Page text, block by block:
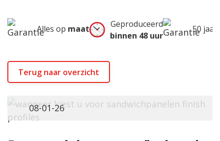
Alles op maat
Geproduceerd
binnen 48 uur
50 jaar
Terug naar overzicht
08-01-26